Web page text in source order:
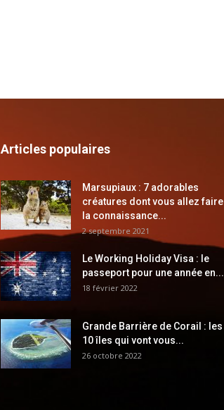
Articles populaires
Marsupiaux : 7 adorables
créatures dont vous allez faire
la connaissance...
2 septembre 2021
Le Working Holiday Visa : le
passeport pour une année en...
18 février 2022
Grande Barrière de Corail : les
10 îles qui vont vous...
26 octobre 2022